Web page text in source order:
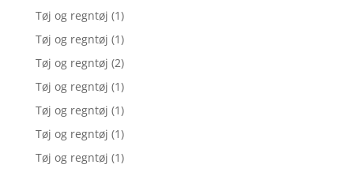
Tøj og regntøj (1)
Tøj og regntøj (1)
Tøj og regntøj (2)
Tøj og regntøj (1)
Tøj og regntøj (1)
Tøj og regntøj (1)
Tøj og regntøj (1)